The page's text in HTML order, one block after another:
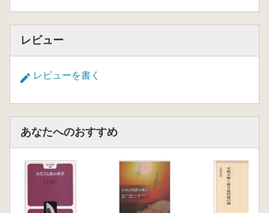
レビュー
レビューを書く
あなたへのおすすめ